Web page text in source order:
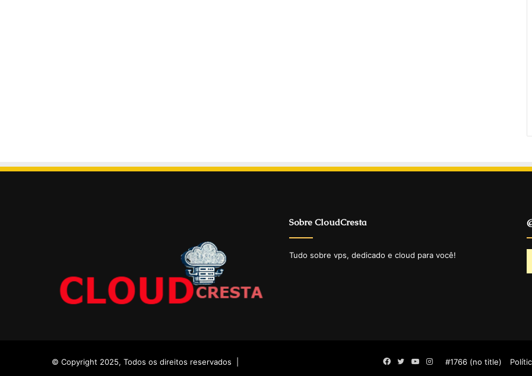
Sobre CloudCresta
Tudo sobre vps, dedicado e cloud para você!
© Copyright 2025, Todos os direitos reservados | #1766 (no title)
Facebook
TwitterYouTube
Instagram